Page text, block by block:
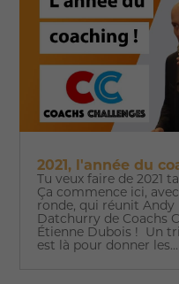
2021, l'année du
Tu veux faire de 2021
Ça commence ici,
ronde, qui réunit Andy
Datchurry de Coachs
Étienne Dubois ! Un
est là pour donner les...